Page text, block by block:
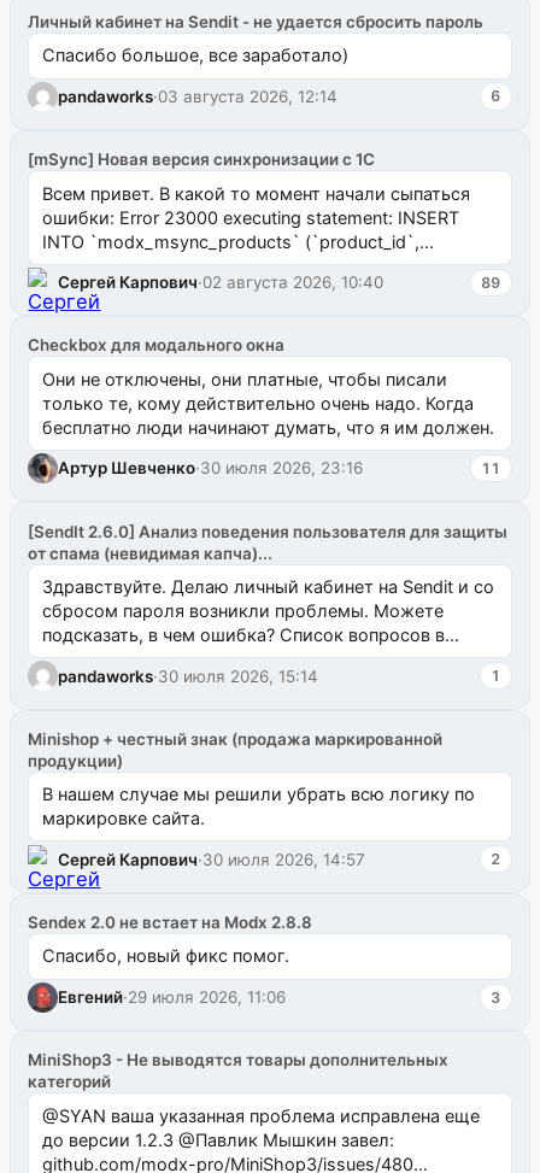
Личный кабинет на Sendit - не удается сбросить пароль
Спасибо большое, все заработало)
pandaworks·03 августа 2026, 12:14 6
[mSync] Новая версия синхронизации с 1С
Всем привет. В какой то момент начали сыпаться
ошибки: Error 23000 executing statement: INSERT
INTO `modx_msync_products` (`product_id`,
`uuid_1c`) VALUES ...
Сергей Карпович·02 августа 2026, 10:40 89
Checkbox для модального окна
Они не отключены, они платные, чтобы писали
только те, кому действительно очень надо. Когда
бесплатно люди начинают думать, что я им должен.
Артур Шевченко·30 июля 2026, 23:16 11
[SendIt 2.6.0] Анализ поведения пользователя для защиты
от спама (невидимая капча)...
Здравствуйте. Делаю личный кабинет на Sendit и со
сбросом пароля возникли проблемы. Можете
подсказать, в чем ошибка? Список вопросов в
одноименном разделе на modx.pro пока пуст, и,...
pandaworks·30 июля 2026, 15:14 1
Minishop + честный знак (продажа маркированной
продукции)
В нашем случае мы решили убрать всю логику по
маркировке сайта.
Сергей Карпович·30 июля 2026, 14:57 2
Sendex 2.0 не встает на Modx 2.8.8
Спасибо, новый фикс помог.
Евгений·29 июля 2026, 11:06 3
MiniShop3 - Не выводятся товары дополнительных
категорий
@SYAN ваша указанная проблема исправлена еще
до версии 1.2.3 @Павлик Мышкин завел:
github.com/modx-pro/MiniShop3/issues/480